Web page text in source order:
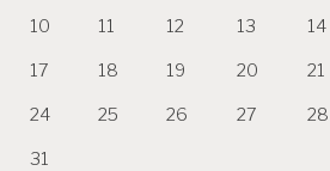
10 11 12 13 14
17 18 19 20 21
24 25 26 27 28
31